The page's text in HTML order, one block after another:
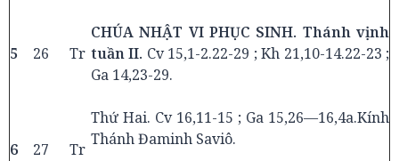
5 26 Tr
CHÚA NHẬT VI PHỤC SINH. Thánh vịnh
tuần II. Cv 15,1-2.22-29 ; Kh 21,10-14.22-23 ;
Ga 14,23-29.
6 27 Tr
Thứ Hai. Cv 16,11-15 ; Ga 15,26—16,4a.Kính
Thánh Đaminh Saviô.